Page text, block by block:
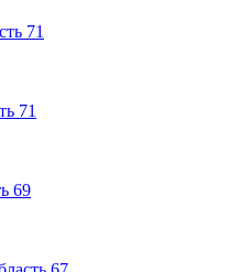
71
71
69